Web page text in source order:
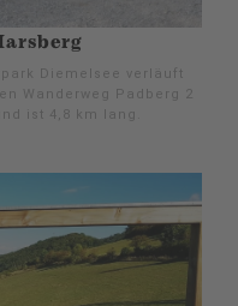
Diemelsee verläuft
Wanderweg Padberg 2
ist 4,8 km lang.